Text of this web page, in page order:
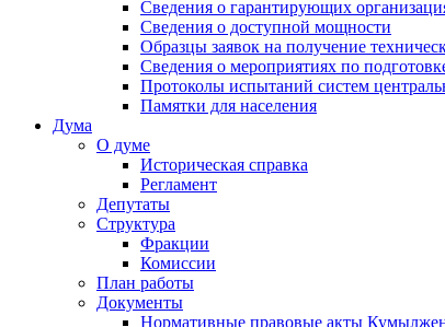
Сведения о гарантирующих
Сведения о доступной мощности
Образцы заявок на получение
Сведения о мероприятиях по
Протоколы испытаний систем
Памятки для населения
Дума
О думе
Историческая справка
Регламент
Депутаты
Структура
Фракции
Комиссии
План работы
Документы
Нормативные правовые акты